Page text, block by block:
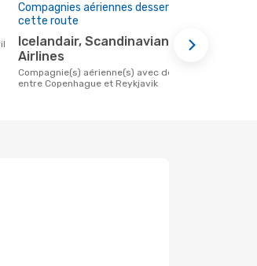
Compagnies aériennes desservant
cette route
Icelandair, Scandinavian
Airlines
Compagnie(s) aérienne(s) avec des vols
entre Copenhague et Reykjavik